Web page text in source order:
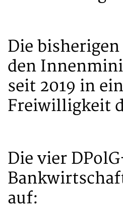
Die
den
seit 2019 in
Freiwilligkeit
Die vier
auf: